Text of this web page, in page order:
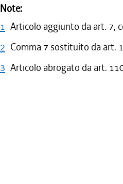
Note:
1 Articolo aggiunto da art. 7,
2 Comma 7 sostituito da art.
3 Articolo abrogato da art.